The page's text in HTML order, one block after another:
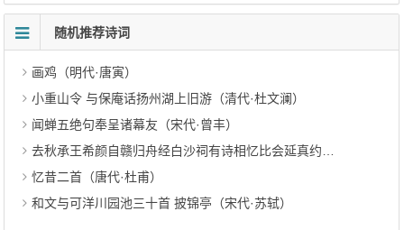
随机推荐诗词
画鸡（明代·唐寅）
小重山令 与保庵话扬州湖上旧游（清代·杜文澜）
闻蝉五绝句奉呈诸幕友（宋代·曾丰）
去秋承王希颜自赣归舟经白沙祠有诗相忆比会延真约以卜邻江上兹春寻往闻又复西上矣赋诗一首奉寄并答往怀（明代·刘崧）
忆昔二首（唐代·杜甫）
和文与可洋川园池三十首 披锦亭（宋代·苏轼）